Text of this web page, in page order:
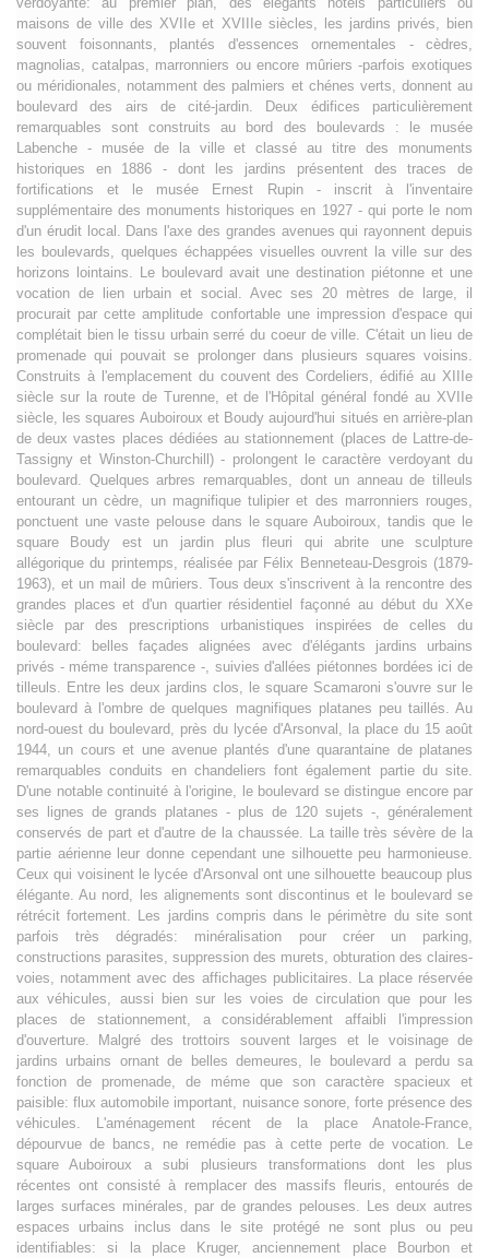
maisons de ville des XVIIe et XVIIIe siècles, les jardins privés, bien
souvent foisonnants, plantés d'essences ornementales - cèdres,
magnolias, catalpas, marronniers ou encore mûriers -parfois exotiques
ou méridionales, notamment des palmiers et chénes verts, donnent au
boulevard des airs de cité-jardin. Deux édifices particulièrement
remarquables sont construits au bord des boulevards : le musée
Labenche - musée de la ville et classé au titre des monuments
historiques en 1886 - dont les jardins présentent des traces de
fortifications et le musée Ernest Rupin - inscrit à l'inventaire
supplémentaire des monuments historiques en 1927 - qui porte le nom
d'un érudit local. Dans l'axe des grandes avenues qui rayonnent depuis
les boulevards, quelques échappées visuelles ouvrent la ville sur des
horizons lointains. Le boulevard avait une destination piétonne et une
vocation de lien urbain et social. Avec ses 20 mètres de large, il
procurait par cette amplitude confortable une impression d'espace qui
complétait bien le tissu urbain serré du coeur de ville. C'était un lieu de
promenade qui pouvait se prolonger dans plusieurs squares voisins.
Construits à l'emplacement du couvent des Cordeliers, édifié au XIIIe
siècle sur la route de Turenne, et de l'Hôpital général fondé au XVIIe
siècle, les squares Auboiroux et Boudy aujourd'hui situés en arrière-plan
de deux vastes places dédiées au stationnement (places de Lattre-de-
Tassigny et Winston-Churchill) - prolongent le caractère verdoyant du
boulevard. Quelques arbres remarquables, dont un anneau de tilleuls
entourant un cèdre, un magnifique tulipier et des marronniers rouges,
ponctuent une vaste pelouse dans le square Auboiroux, tandis que le
square Boudy est un jardin plus fleuri qui abrite une sculpture
allégorique du printemps, réalisée par Félix Benneteau-Desgrois (1879-
1963), et un mail de mûriers. Tous deux s'inscrivent à la rencontre des
grandes places et d'un quartier résidentiel façonné au début du XXe
siècle par des prescriptions urbanistiques inspirées de celles du
boulevard: belles façades alignées avec d'élégants jardins urbains
privés - méme transparence -, suivies d'allées piétonnes bordées ici de
tilleuls. Entre les deux jardins clos, le square Scamaroni s'ouvre sur le
boulevard à l'ombre de quelques magnifiques platanes peu taillés. Au
nord-ouest du boulevard, près du lycée d'Arsonval, la place du 15 août
1944, un cours et une avenue plantés d'une quarantaine de platanes
remarquables conduits en chandeliers font également partie du site.
D'une notable continuité à l'origine, le boulevard se distingue encore par
ses lignes de grands platanes - plus de 120 sujets -, généralement
conservés de part et d'autre de la chaussée. La taille très sévère de la
partie aérienne leur donne cependant une silhouette peu harmonieuse.
Ceux qui voisinent le lycée d'Arsonval ont une silhouette beaucoup plus
élégante. Au nord, les alignements sont discontinus et le boulevard se
rétrécit fortement. Les jardins compris dans le périmètre du site sont
parfois très dégradés: minéralisation pour créer un parking,
constructions parasites, suppression des murets, obturation des claires-
voies, notamment avec des affichages publicitaires. La place réservée
aux véhicules, aussi bien sur les voies de circulation que pour les
places de stationnement, a considérablement affaibli l'impression
d'ouverture. Malgré des trottoirs souvent larges et le voisinage de
jardins urbains ornant de belles demeures, le boulevard a perdu sa
fonction de promenade, de méme que son caractère spacieux et
paisible: flux automobile important, nuisance sonore, forte présence des
véhicules. L'aménagement récent de la place Anatole-France,
dépourvue de bancs, ne remédie pas à cette perte de vocation. Le
square Auboiroux a subi plusieurs transformations dont les plus
récentes ont consisté à remplacer des massifs fleuris, entourés de
larges surfaces minérales, par de grandes pelouses. Les deux autres
espaces urbains inclus dans le site protégé ne sont plus ou peu
identifiables: si la place Kruger, anciennement place Bourbon et